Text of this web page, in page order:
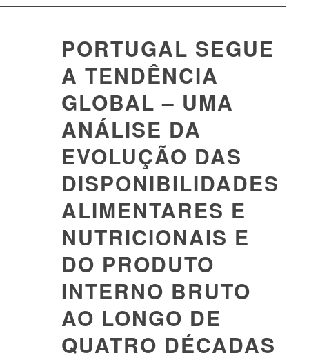
PORTUGAL SEGUE
A TENDÊNCIA
GLOBAL – UMA
ANÁLISE DA
EVOLUÇÃO DAS
DISPONIBILIDADES
ALIMENTARES E
NUTRICIONAIS E
DO PRODUTO
INTERNO BRUTO
AO LONGO DE
QUATRO DÉCADAS